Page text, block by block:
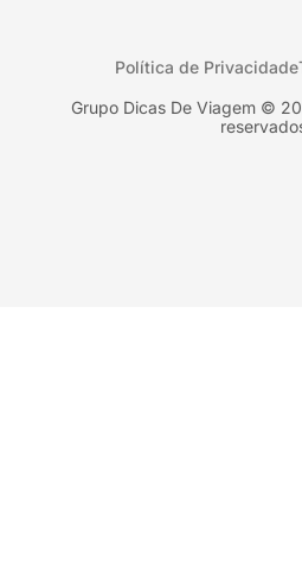
Nova York
Grupo Dicas De Viagem ©
Política de Privacidade